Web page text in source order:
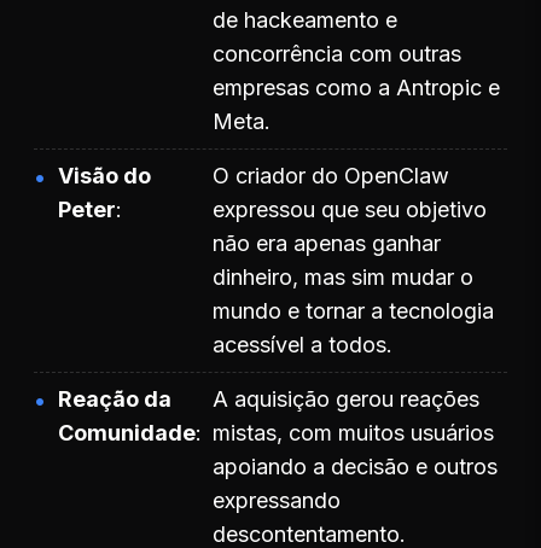
de hackeamento e
concorrência com outras
empresas como a Antropic e
Meta.
Visão do
Peter
O criador do OpenClaw
expressou que seu objetivo
não era apenas ganhar
dinheiro, mas sim mudar o
mundo e tornar a tecnologia
acessível a todos.
Reação da
Comunidade
A aquisição gerou reações
mistas, com muitos usuários
apoiando a decisão e outros
expressando
descontentamento.